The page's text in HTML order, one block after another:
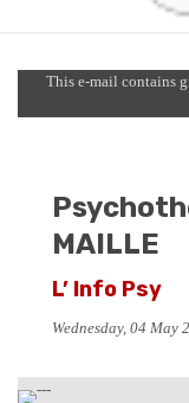
This e-mail contains
MAILLE
L’ Info Psy
Wednesday, 04 May